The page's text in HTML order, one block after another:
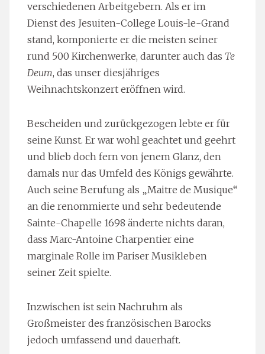
verschiedenen Arbeitgebern. Als er im
Dienst des Jesuiten-College Louis-le-Grand
stand, komponierte er die meisten seiner
rund 500 Kirchenwerke, darunter auch das Te
Deum, das unser diesjähriges
Weihnachtskonzert eröffnen wird.
Bescheiden und zurückgezogen lebte er für
seine Kunst. Er war wohl geachtet und geehrt
und blieb doch fern von jenem Glanz, den
damals nur das Umfeld des Königs gewährte.
Auch seine Berufung als „Maitre de Musique“
an die renommierte und sehr bedeutende
Sainte-Chapelle 1698 änderte nichts daran,
dass Marc-Antoine Charpentier eine
marginale Rolle im Pariser Musikleben
seiner Zeit spielte.
Inzwischen ist sein Nachruhm als
Großmeister des französischen Barocks
jedoch umfassend und dauerhaft.